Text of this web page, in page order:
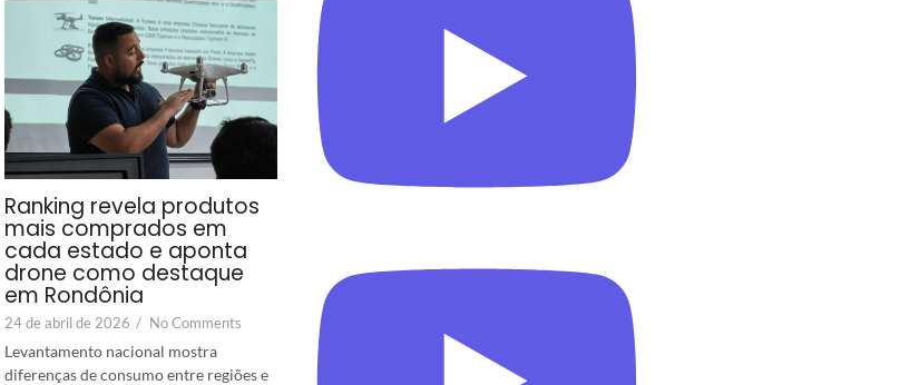
Ranking revela produtos
mais comprados em
cada estado e aponta
drone como destaque
em Rondônia
24 de abril de 2026 / No Comments
Levantamento nacional mostra
diferenças de consumo entre regiões e